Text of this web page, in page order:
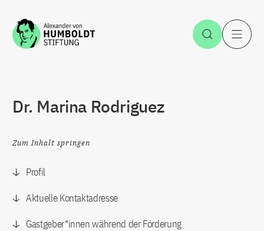
Zum Inhalt springen Suche
Dr. Marina Rodriguez
Zum Inhalt springen
Profil
Aktuelle Kontaktadresse
Gastgeber*innen während der Förderung